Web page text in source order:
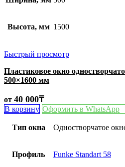
Высота, мм 1500
Быстрый просмотр
Пластиковое окно
500×1600 мм
от 40 000₸
В корзину Оформить в WhatsApp
Тип окна Одностворчатое
Профиль Funke Standart 58